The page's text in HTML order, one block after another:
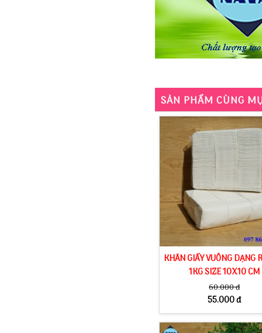
SẢN PHẨM CÙNG
KHĂN GIẤY VUÔNG DẠNG
1KG SIZE 10X10 CM
60.000 đ
55.000 đ